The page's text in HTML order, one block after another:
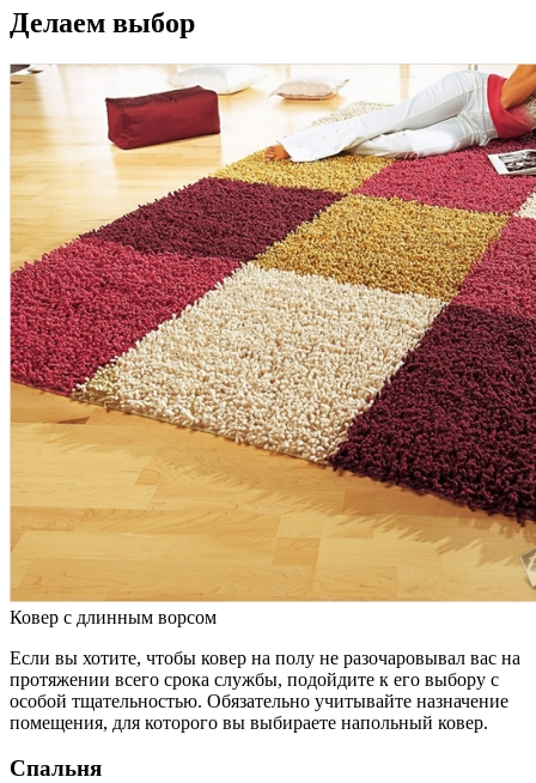
Делаем выбор
Ковер с длинным ворсом
Если вы хотите, чтобы ковер на полу не разочаровывал вас на
протяжении всего срока службы, подойдите к его выбору с
особой тщательностью. Обязательно учитывайте назначение
помещения, для которого вы выбираете напольный ковер.
Спальня